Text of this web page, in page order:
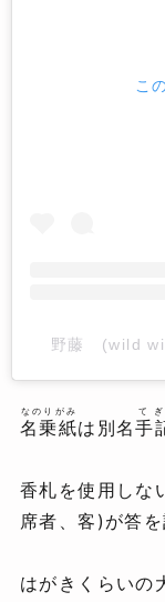
こ
野藤 (wild
名乗紙
なのりがみ
は別名手
て
香札を使用しな
席者、客)が答を
はがきくらいの